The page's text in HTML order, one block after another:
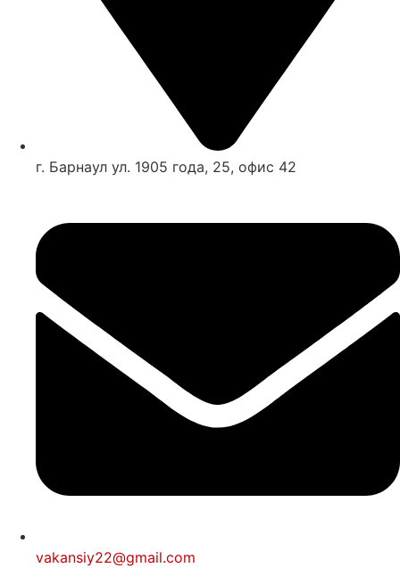
г. Барнаул ул. 1905 года, 25, офис 42
vakansiy22@gmail.com